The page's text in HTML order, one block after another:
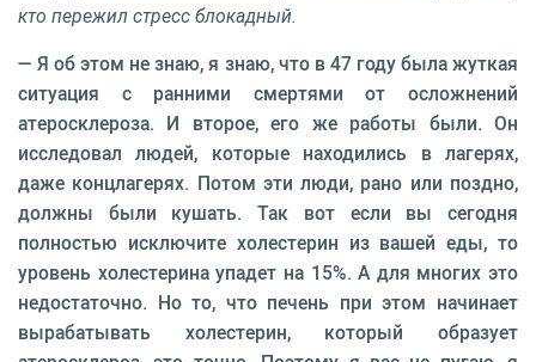
кто пережил стресс блокадный.
— Я об этом не знаю, я знаю, что в 47 году была жуткая
ситуация с ранними смертями от осложнений
атеросклероза. И второе, его же работы были. Он
исследовал людей, которые находились в лагерях,
даже концлагерях. Потом эти люди, рано или поздно,
должны были кушать. Так вот если вы сегодня
полностью исключите холестерин из вашей еды, то
уровень холестерина упадет на 15%. А для многих это
недостаточно. Но то, что печень при этом начинает
вырабатывать холестерин, который образует